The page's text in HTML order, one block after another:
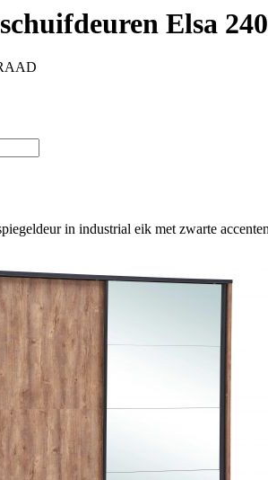
Elsa
in industrial eik met zwarte